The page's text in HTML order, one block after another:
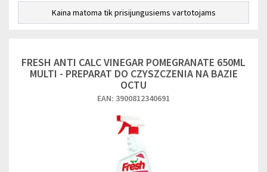
Kaina matoma tik prisijungusiems vartotojams
FRESH ANTI CALC VINEGAR POMEGRANATE 650ML
MULTI - PREPARAT DO CZYSZCZENIA NA BAZIE
OCTU
EAN: 3900812340691